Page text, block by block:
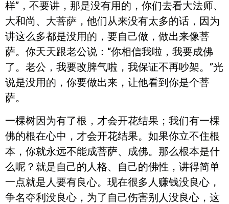
样”，不要讲，那是没有用的，你们去看大法师、
大和尚、大菩萨，他们从来没有太多的话，因为
讲这么多都是没用的，要自己做，做出来像菩
萨。你天天跟老公说：“你相信我啦，我要成佛
了。老公，我要改脾气啦，我保证不再吵架。”光
说是没用的，你要做出来，让他看到你是个菩
萨。
一棵树因为有了根，才会开花结果；我们有一棵
佛的根在心中，才会开花结果。如果你立不住根
本，你就永远不能成菩萨、成佛。那么根本是什
么呢？就是自己的人格、自己的佛性，讲得简单
一点就是人要有良心。现在很多人赚钱没良心，
争名夺利没良心，为了自己伤害别人没良心，这